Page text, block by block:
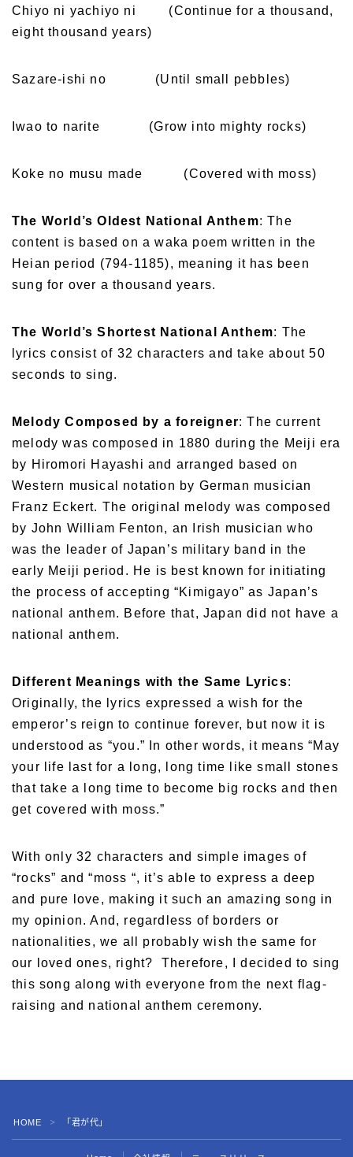
Chiyo ni yachiyo ni (Continue for a thousand,
eight thousand years)
Sazare-ishi no (Until small pebbles)
Iwao to narite (Grow into mighty rocks)
Koke no musu made (Covered with moss)
The World’s Oldest National Anthem: The
content is based on a waka poem written in the
Heian period (794-1185), meaning it has been
sung for over a thousand years.
The World’s Shortest National Anthem: The
lyrics consist of 32 characters and take about 50
seconds to sing.
Melody Composed by a foreigner: The current
melody was composed in 1880 during the Meiji era
by Hiromori Hayashi and arranged based on
Western musical notation by German musician
Franz Eckert. The original melody was composed
by John William Fenton, an Irish musician who
was the leader of Japan’s military band in the
early Meiji period. He is best known for initiating
the process of accepting “Kimigayo” as Japan’s
national anthem. Before that, Japan did not have a
national anthem.
Different Meanings with the Same Lyrics:
Originally, the lyrics expressed a wish for the
emperor’s reign to continue forever, but now it is
understood as “you.” In other words, it means “May
your life last for a long, long time like small stones
that take a long time to become big rocks and then
get covered with moss.”
With only 32 characters and simple images of
“rocks” and “moss “, it’s able to express a deep
and pure love, making it such an amazing song in
my opinion. And, regardless of borders or
nationalities, we all probably wish the same for
our loved ones, right? Therefore, I decided to sing
this song along with everyone from the next flag-
raising and national anthem ceremony.
HOME ＞ 「君が代」